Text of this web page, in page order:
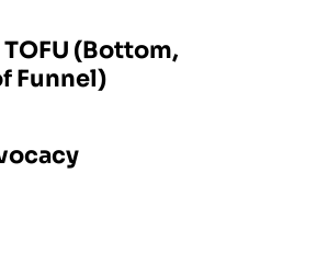
TOFU (Bottom,
Funnel)